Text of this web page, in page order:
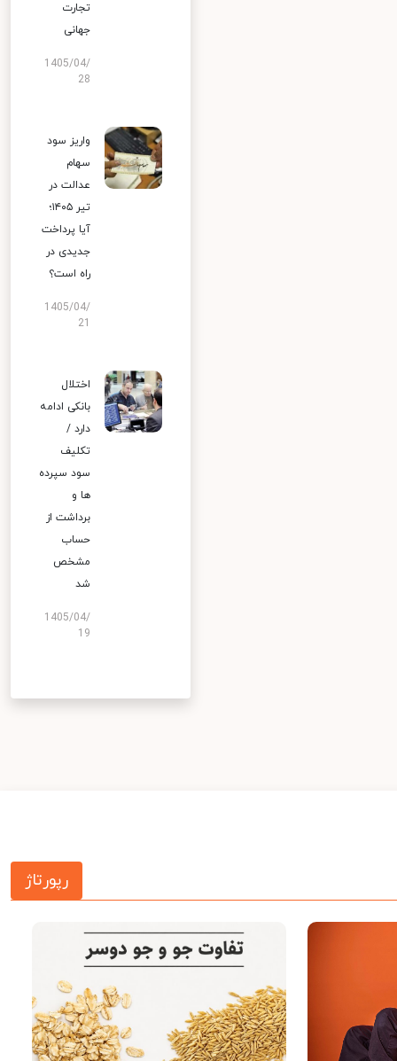
تجارت
جهانی
1405/04/
28
واریز سود
سهام
عدالت در
تیر ۱۴۰۵؛
آیا پرداخت
جدیدی در
راه است؟
1405/04/
اختلال
بانکی ادامه
دارد /
تکلیف
سود سپرده
ها و
برداشت از
حساب
مشخص
شد
1405/04/
19
رپورتاژ